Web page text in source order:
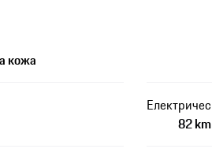
кожа
82 km